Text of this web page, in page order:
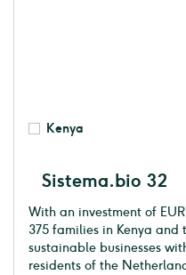
Kenya
Sistema.bio 32
With an investment of
375 families in Kenya
sustainable businesses
residents of the